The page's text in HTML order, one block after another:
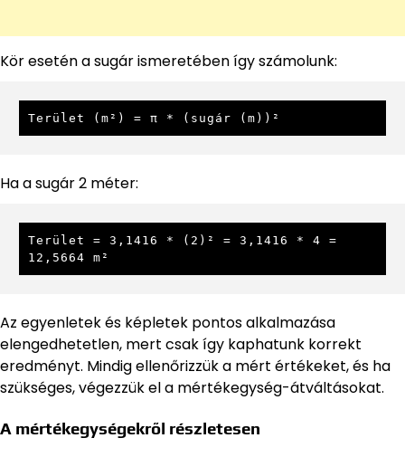
Kör esetén a sugár ismeretében így számolunk:
Terület (m²) = π * (sugár (m))²
Ha a sugár 2 méter:
Terület = 3,1416 * (2)² = 3,1416 * 4 =
12,5664 m²
Az egyenletek és képletek pontos alkalmazása
elengedhetetlen, mert csak így kaphatunk korrekt
eredményt. Mindig ellenőrizzük a mért értékeket, és ha
szükséges, végezzük el a mértékegység-átváltásokat.
A mértékegységekről részletesen